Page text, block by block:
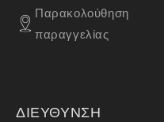
Παρακολούθηση
παραγγελίας
ΔΙΕΥΘΥΝΣΗ